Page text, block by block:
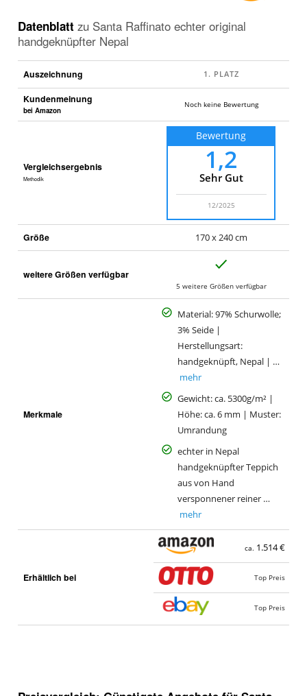
Datenblatt zu Santa Raffinato echter original
handgeknüpfter Nepal
Auszeichnung
Kundenmeinung
bei Amazon
Noch keine Bewertung
Vergleichsergebnis
Methodik
Bewertung
1,2
Sehr Gut
12/2025
Größe 170 x 240 cm
weitere Größen verfügbar
5 weitere Größen verfügbar
Merkmale
Material: 97% Schurwolle;
3% Seide |
Herstellungsart:
handgeknüpft, Nepal | …
mehr
Gewicht: ca. 5300g/m² |
Höhe: ca. 6 mm | Muster:
Umrandung
echter in Nepal
handgeknüpfter Teppich
aus von Hand
versponnener reiner …
mehr
Erhältlich bei
ca. 1.514 €
Top Preis
Top Preis